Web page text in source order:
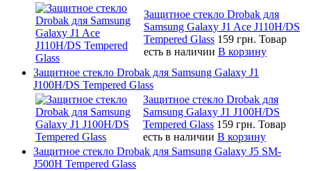
Защитное стекло Drobak для
Samsung Galaxy J1 Ace J110H/DS
Tempered Glass 159 грн. Товар
есть в наличии В корзину
Защитное стекло Drobak для Samsung Galaxy J1
J100H/DS Tempered Glass
Защитное стекло Drobak для
Samsung Galaxy J1 J100H/DS
Tempered Glass 159 грн. Товар
есть в наличии В корзину
Защитное стекло Drobak для Samsung Galaxy J5 SM-
J500H Tempered Glass